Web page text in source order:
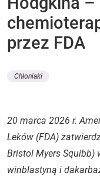
przez FDA
Chłoniaki
20 marca 2026 r.
Leków (FDA)
Bristol Myers Squibb)
winblastyną i